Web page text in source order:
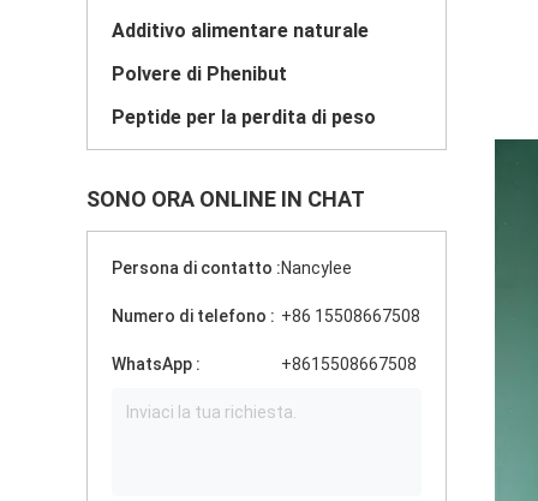
Additivo alimentare naturale
Polvere di Phenibut
Peptide per la perdita di peso
SONO ORA ONLINE IN CHAT
Persona di contatto :Nancylee
Numero di telefono : +86 15508667508
WhatsApp : +8615508667508